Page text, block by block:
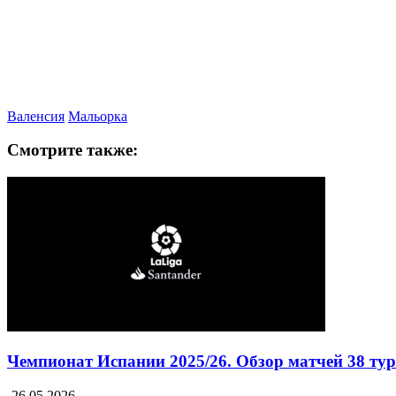
Валенсия Мальорка
Смотрите также:
Чемпионат Испании 2025/26. Обзор матчей 38